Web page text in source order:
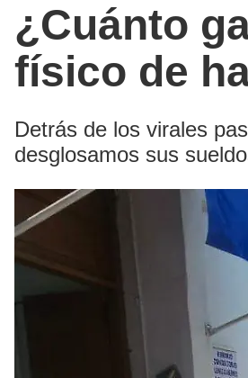
¿Cuánto
físico de
Detrás de los virales
desglosamos sus